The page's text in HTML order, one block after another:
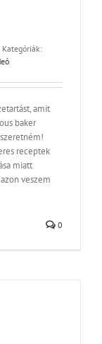
Kategóriák:
amit
baker
receptek
miatt
veszem
0